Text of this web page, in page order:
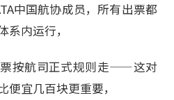
中国航协成员，所有出票都
内运行，
按航司正式规则走——这对
宜几百块更重要，